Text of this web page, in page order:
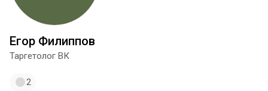
Егор Филиппов
Таргетолог ВК
2